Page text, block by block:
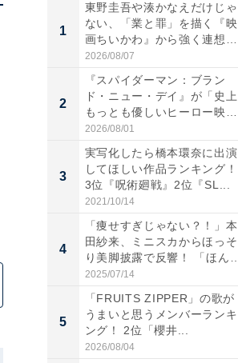
1
東野圭吾や湊かなえだけじゃ
ない、「業と罪」を描く『映
画ちいかわ』から強く連想し
た...
2026/08/07
2
『スパイダーマン：ブラン
ド・ニュー・デイ』が「史上
もっとも優しいヒーロー映
画」に...
2026/08/01
3
実写化したら橋本環奈に出演
してほしい作品ランキング！
3位『呪術廻戦』2位『SL...
2021/10/14
4
「痩せすぎじゃない？！」本
田紗来、ミニスカからほっそ
り美脚披露で反響！ 「ほん
と...
2025/07/14
5
「FRUITS ZIPPER」の歌が
うまいと思うメンバーランキ
ング！ 2位「櫻井...
2026/08/04